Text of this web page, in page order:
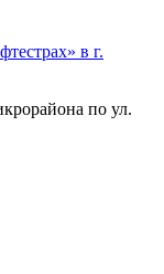
в г.
по ул.